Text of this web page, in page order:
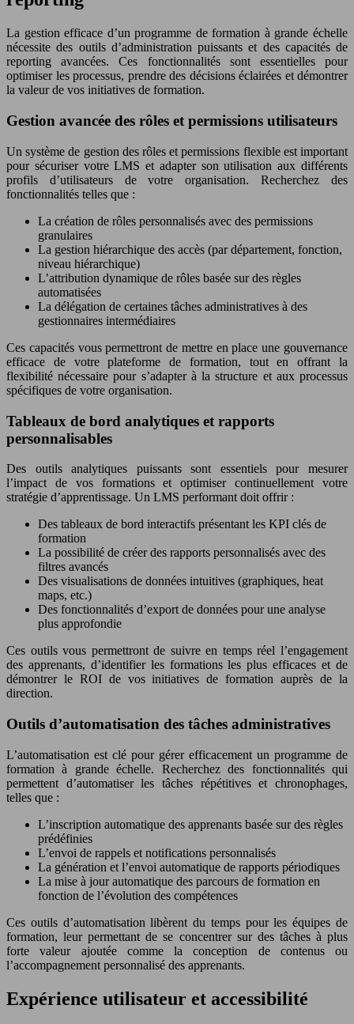
La gestion efficace d’un programme de formation à grande échelle
nécessite des outils d’administration puissants et des capacités de
reporting avancées. Ces fonctionnalités sont essentielles pour
optimiser les processus, prendre des décisions éclairées et démontrer
la valeur de vos initiatives de formation.
Gestion avancée des rôles et permissions utilisateurs
Un système de gestion des rôles et permissions flexible est important
pour sécuriser votre LMS et adapter son utilisation aux différents
profils d’utilisateurs de votre organisation. Recherchez des
fonctionnalités telles que :
La création de rôles personnalisés avec des permissions
granulaires
La gestion hiérarchique des accès (par département, fonction,
niveau hiérarchique)
L’attribution dynamique de rôles basée sur des règles
automatisées
La délégation de certaines tâches administratives à des
gestionnaires intermédiaires
Ces capacités vous permettront de mettre en place une gouvernance
efficace de votre plateforme de formation, tout en offrant la
flexibilité nécessaire pour s’adapter à la structure et aux processus
spécifiques de votre organisation.
Tableaux de bord analytiques et rapports
personnalisables
Des outils analytiques puissants sont essentiels pour mesurer
l’impact de vos formations et optimiser continuellement votre
stratégie d’apprentissage. Un LMS performant doit offrir :
Des tableaux de bord interactifs présentant les KPI clés de
formation
La possibilité de créer des rapports personnalisés avec des
filtres avancés
Des visualisations de données intuitives (graphiques, heat
maps, etc.)
Des fonctionnalités d’export de données pour une analyse
plus approfondie
Ces outils vous permettront de suivre en temps réel l’engagement
des apprenants, d’identifier les formations les plus efficaces et de
démontrer le ROI de vos initiatives de formation auprès de la
direction.
Outils d’automatisation des tâches administratives
L’automatisation est clé pour gérer efficacement un programme de
formation à grande échelle. Recherchez des fonctionnalités qui
permettent d’automatiser les tâches répétitives et chronophages,
telles que :
L’inscription automatique des apprenants basée sur des règles
prédéfinies
L’envoi de rappels et notifications personnalisés
La génération et l’envoi automatique de rapports périodiques
La mise à jour automatique des parcours de formation en
fonction de l’évolution des compétences
Ces outils d’automatisation libèrent du temps pour les équipes de
formation, leur permettant de se concentrer sur des tâches à plus
forte valeur ajoutée comme la conception de contenus ou
l’accompagnement personnalisé des apprenants.
Expérience utilisateur et accessibilité